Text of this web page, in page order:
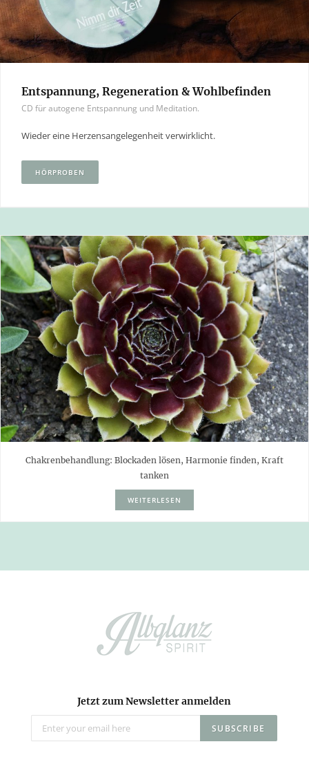
Entspannung, Regeneration & Wohlbefinden
CD für autogene Entspannung und Meditation.
Wieder eine Herzensangelegenheit verwirklicht.
HÖRPROBEN
Chakrenbehandlung: Blockaden lösen, Harmonie finden, Kraft
tanken
WEITERLESEN
Jetzt zum Newsletter anmelden